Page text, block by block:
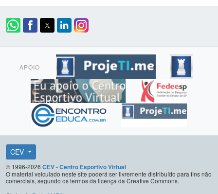
APOIO
CEV
© 1996-2026 CEV - Centro Esportivo Virtual
O material veiculado neste site poderá ser livremente distribuído para fins não
comerciais, segundo os termos da licença da Creative Commons.